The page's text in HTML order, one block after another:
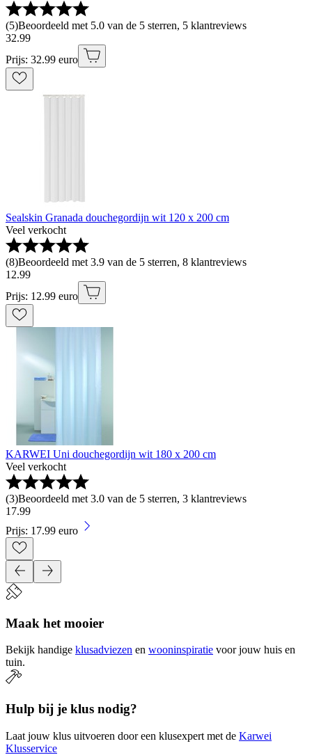
(5)Beoordeeld met 5.0 van de 5 sterren, 5 klantreviews
32.99
Prijs: 32.99 euro
Sealskin Granada douchegordijn wit 120 x 200 cm
Veel verkocht
(8)Beoordeeld met 3.9 van de 5 sterren, 8 klantreviews
12.99
Prijs: 12.99 euro
KARWEI Uni douchegordijn wit 180 x 200 cm
Veel verkocht
(3)Beoordeeld met 3.0 van de 5 sterren, 3 klantreviews
17.99
Prijs: 17.99 euro
Maak het mooier
Bekijk handige klusadviezen en wooninspiratie voor jouw huis en
tuin.
Hulp bij je klus nodig?
Laat jouw klus uitvoeren door een klusexpert met de Karwei
Klusservice